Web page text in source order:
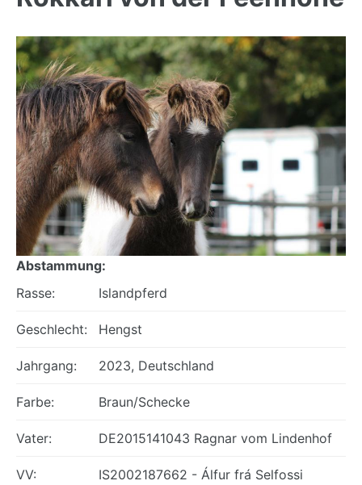
top
Abstammung:
Rasse:
Islandpferd
Geschlecht: Hengst
Jahrgang: 2023, Deutschland
Farbe: Braun/Schecke
Vater: DE2015141043 Ragnar vom Lindenhof
VV: IS2002187662 - Álfur frá Selfossi